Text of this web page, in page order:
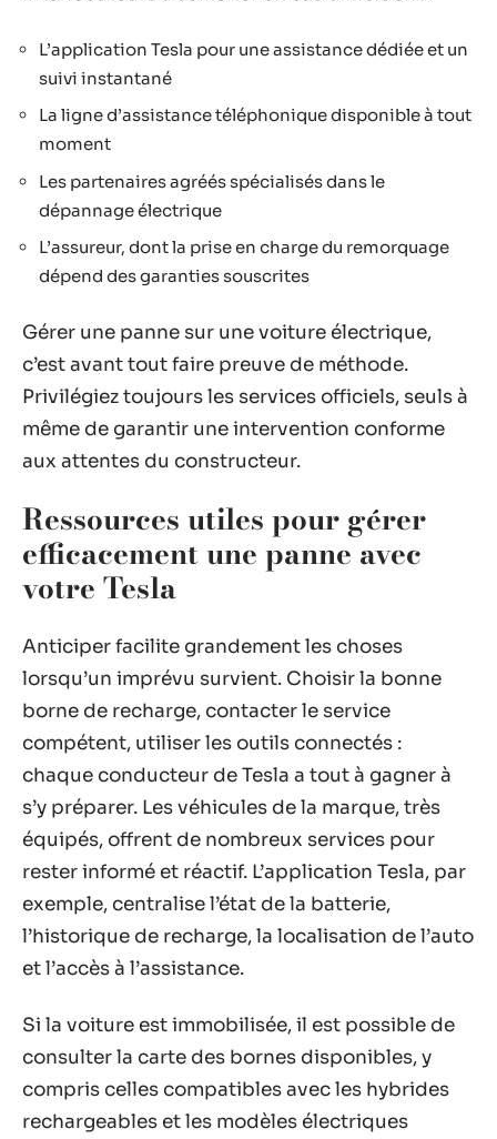
L’application Tesla pour une assistance dédiée et un
suivi instantané
La ligne d’assistance téléphonique disponible à tout
moment
Les partenaires agréés spécialisés dans le
dépannage électrique
L’assureur, dont la prise en charge du remorquage
dépend des garanties souscrites
Gérer une panne sur une voiture électrique,
c’est avant tout faire preuve de méthode.
Privilégiez toujours les services officiels, seuls à
même de garantir une intervention conforme
aux attentes du constructeur.
Ressources utiles pour gérer
efficacement une panne avec
votre Tesla
Anticiper facilite grandement les choses
lorsqu’un imprévu survient. Choisir la bonne
borne de recharge, contacter le service
compétent, utiliser les outils connectés :
chaque conducteur de Tesla a tout à gagner à
s’y préparer. Les véhicules de la marque, très
équipés, offrent de nombreux services pour
rester informé et réactif. L’application Tesla, par
exemple, centralise l’état de la batterie,
l’historique de recharge, la localisation de l’auto
et l’accès à l’assistance.
Si la voiture est immobilisée, il est possible de
consulter la carte des bornes disponibles, y
compris celles compatibles avec les hybrides
rechargeables et les modèles électriques